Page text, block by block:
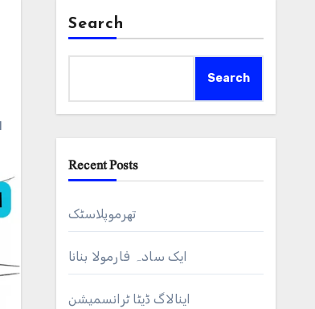
Search
Search
Recent Posts
تھرموپلاسٹک
ایک سادہ فارمولا بنانا
اینالاگ ڈیٹا ٹرانسمیشن